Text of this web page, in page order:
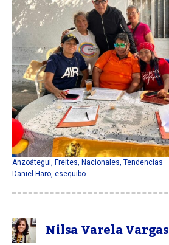
Anzoátegui, Freites, Nacionales, Tendencias
Daniel Haro, esequibo
Nilsa Varela Vargas